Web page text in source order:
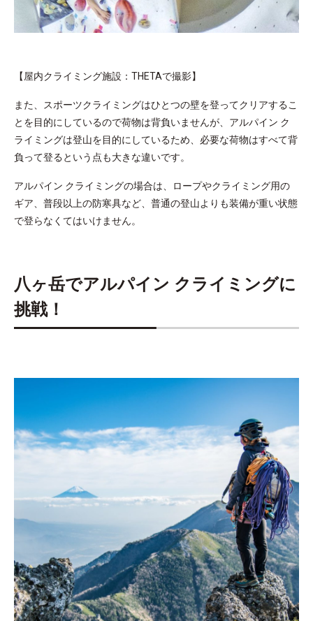
【屋内クライミング施設：THETAで撮影】
また、スポーツクライミングはひとつの壁を登ってクリアするこ
とを目的にしているので荷物は背負いませんが、アルパイン ク
ライミングは登山を目的にしているため、必要な荷物はすべて背
負って登るという点も大きな違いです。
アルパイン クライミングの場合は、ロープやクライミング用の
ギア、普段以上の防寒具など、普通の登山よりも装備が重い状態
で登らなくてはいけません。
八ヶ岳でアルパイン クライミングに
挑戦！